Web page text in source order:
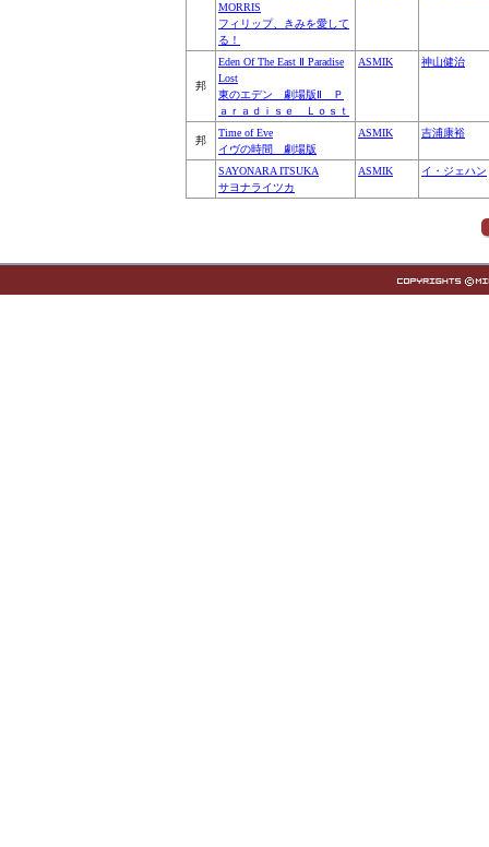
MORRIS
フィリップ、きみを愛して
る！
邦
Eden Of The East Ⅱ Paradise
Lost
東のエデン 劇場版Ⅱ Ｐ
ａｒａｄｉｓｅ Ｌｏｓｔ
ASMIK 神山健治
邦
Time of Eve
イヴの時間 劇場版
ASMIK 吉浦康裕
SAYONARA ITSUKA
サヨナライツカ
ASMIK イ・ジェハン